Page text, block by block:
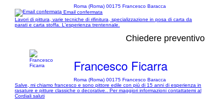
Roma (Roma) 00175 Francesco Baracca
Email confermata
Lavori di pittura, varie tecniche di rifinitura, specializzazione in posa di carta da
parati e carta stoffa. L'esperienza trentennale.
Chiedere preventivo
Francesco Ficarra
Roma (Roma) 00175 Francesco Baracca
Salve, mi chiamo francesco e sono pittore edile con più di 15 anni di esperienza in
rasature e pitture classiche o decorative.. Per maggiori informazioni contattatemi al
Cordiali saluti